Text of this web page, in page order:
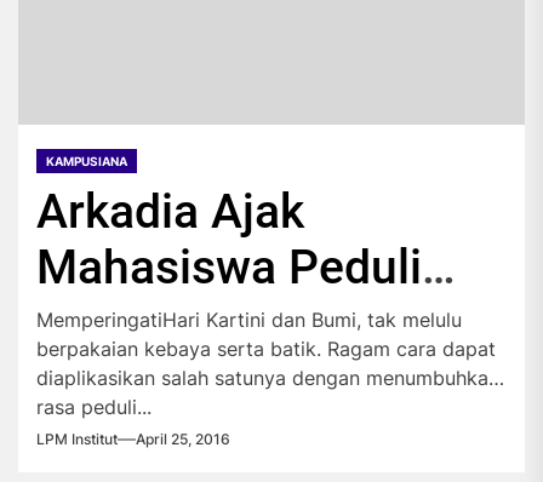
KAMPUSIANA
Arkadia Ajak
Mahasiswa Peduli
Lingkungan
MemperingatiHari Kartini dan Bumi, tak melulu
berpakaian kebaya serta batik. Ragam cara dapat
diaplikasikan salah satunya dengan menumbuhkan
rasa peduli...
LPM Institut April 25, 2016